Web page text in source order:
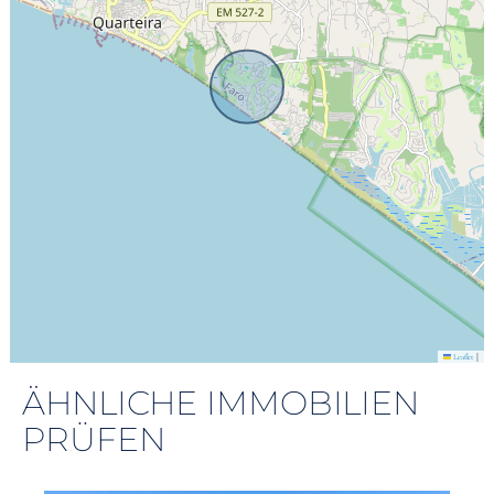
Leaflet |
ÄHNLICHE IMMOBILIEN
PRÜFEN